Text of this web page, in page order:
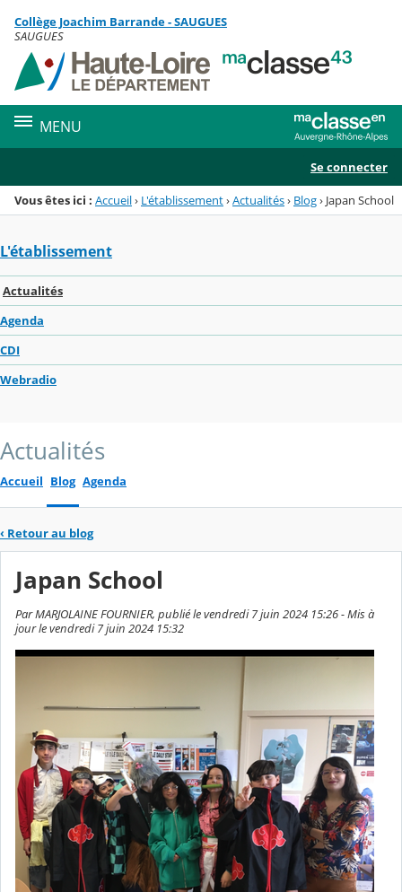
Menu de la rubrique
Contenu
Collège Joachim Barrande - SAUGUES
SAUGUES
MENU
Se connecter
Vous êtes ici : Accueil› L'établissement›Actualités› Blog› Japan School
L'établissement
Actualités
Agenda
CDI
Webradio
Actualités
Accueil Blog Agenda
‹ Retour au blog
Japan School
Par MARJOLAINE FOURNIER, publié le vendredi 7 juin 2024 15:26 - Mis à
jour le vendredi 7 juin 2024 15:32